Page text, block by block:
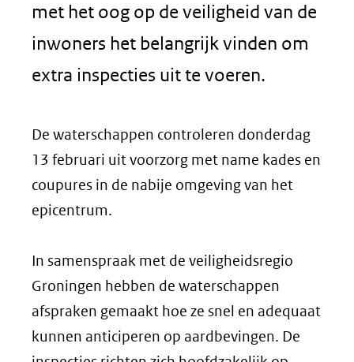
met het oog op de veiligheid van de
inwoners het belangrijk vinden om
extra inspecties uit te voeren.
De waterschappen controleren donderdag
13 februari uit voorzorg met name kades en
coupures in de nabije omgeving van het
epicentrum.
In samenspraak met de veiligheidsregio
Groningen hebben de waterschappen
afspraken gemaakt hoe ze snel en adequaat
kunnen anticiperen op aardbevingen. De